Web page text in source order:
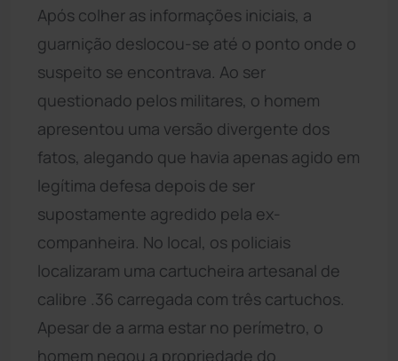
Após colher as informações iniciais, a
guarnição deslocou-se até o ponto onde o
suspeito se encontrava. Ao ser
questionado pelos militares, o homem
apresentou uma versão divergente dos
fatos, alegando que havia apenas agido em
legítima defesa depois de ser
supostamente agredido pela ex-
companheira. No local, os policiais
localizaram uma cartucheira artesanal de
calibre .36 carregada com três cartuchos.
Apesar de a arma estar no perímetro, o
homem negou a propriedade do